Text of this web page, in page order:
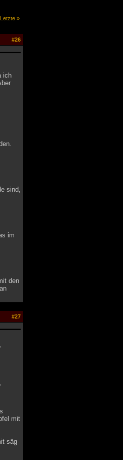
Letzte »
#26
ich
sind,
im
den
#27
mit
säg